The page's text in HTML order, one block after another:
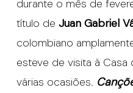
durante o mês de
título de Juan Gabriel
colombiano
esteve de visita à Casa
várias ocasiões.